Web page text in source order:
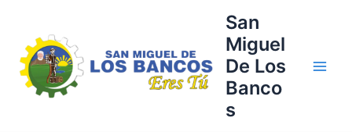
contenido
San
Miguel
De Los
Banco
s